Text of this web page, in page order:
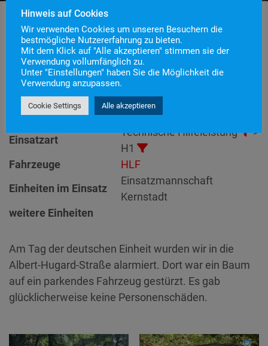
Einsatznummer
56
Einsatzstichwort
H1 – Baum auf Fahrzeug
Einsatzort
Alarmierungszeitpunkt3. Oktober 2020 13:31
Einsatzdauer
1 Stunde 59 Minuten
Einsatzart
Technische Hilfeleistung
>
H1
Fahrzeuge
HLF
Einheiten im Einsatz
Einsatzmannschaft
Kernstadt
weitere Einheiten
Am Tag der deutschen Einheit wurden wir in die
Albert-Hugard-Straße alarmiert. Dort war ein Baum
auf ein parkendes Fahrzeug gestürzt. Es gab
glücklicherweise keine Personenschäden.
Hinweis auf Cookies
Wir verwenden Cookies um unseren Besuchern die
bestmögliche Nutzererfahrung zu bieten.
Mit dem Klick auf "Alle akzeptieren" stimmen sie der
Verwendung vollumfänglich zu.
Unter "Einstellungen" haben Sie die Möglichkeit die
Verwendung anzupassen.
Cookie Settings Alle akzeptieren